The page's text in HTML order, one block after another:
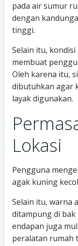
pada air sumur
dengan
tinggi.
Selain itu,
membuat
Oleh karena itu,
dibutuhkan agar
layak digunakan.
Lokasi
Pengguna
agak kuning
Selain itu, warna
ditampung di bak
endapan juga
peralatan rumah